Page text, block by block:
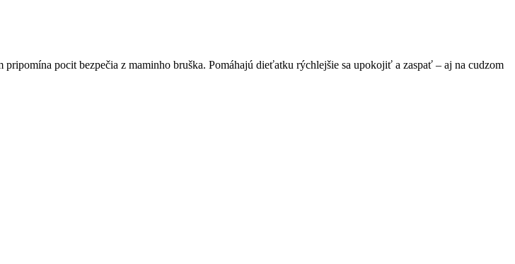
pocit bezpečia z maminho bruška. Pomáhajú dieťatku rýchlejšie sa upokojiť a zaspať – aj na cudzom